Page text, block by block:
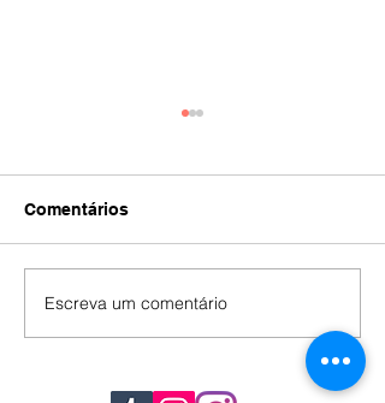
IA
Comentários
Escreva um comentário